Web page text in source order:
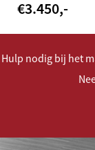
€3.450,-
Hulp nodig bij het